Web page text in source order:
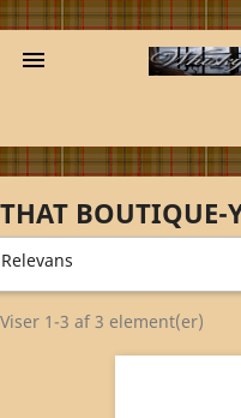

THAT BOUTIQUE-
Relevans
Viser 1-3 af 3 element(er)